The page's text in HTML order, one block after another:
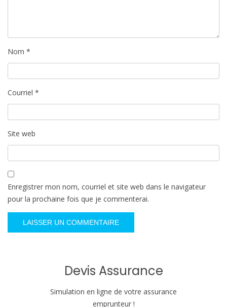
Nom *
Courriel *
Site web
Enregistrer mon nom, courriel et site web dans le navigateur
pour la prochaine fois que je commenterai.
Devis Assurance
Simulation en ligne de votre assurance
emprunteur !